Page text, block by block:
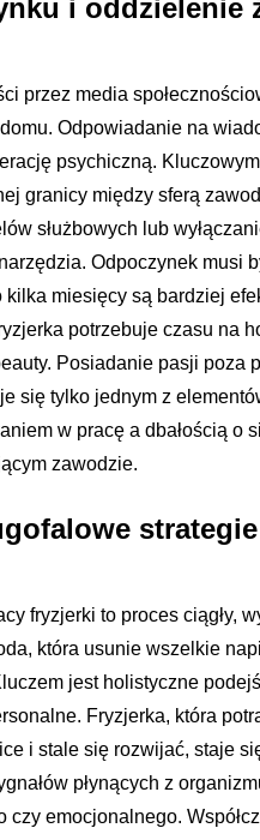
i oddzielenie
przez media
Odpowiadanie na
psychiczną.
granicy między sferą
służbowych lub
Odpoczynek musi
miesięcy są bardziej
potrzebuje czasu na
Posiadanie pasji poza
się tylko jednym z
w pracę a dbałością o
zawodzie.
fryzjerki to proces ciągły,
która usunie wszelkie
jest holistyczne
Fryzjerka, która
i stale się rozwijać, staje
płynących z
emocjonalnego.